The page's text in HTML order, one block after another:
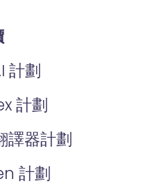
計劃
計劃
譯器計劃
計劃